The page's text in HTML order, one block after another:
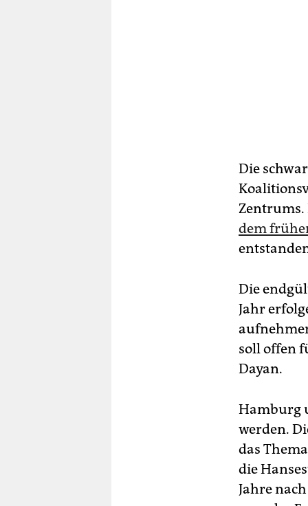
Die
Zentrums.
dem
Die
Jahr
soll offen
Dayan.
Hamburg
werden.
das
die
Jahre